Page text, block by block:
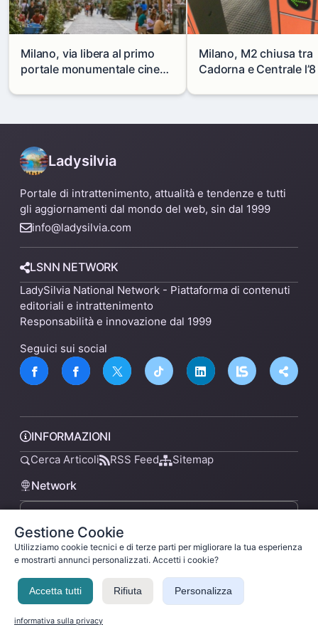
Milano, via libera al primo
portale monumentale cinese
Milano, M2 chiusa tra
Cadorna e Centrale
alternative
Gestione Cookie
Utilizziamo cookie tecnici e di terze parti per migliorare la tua esperienza
e mostrarti annunci personalizzati. Accetti i cookie?
Accetta tutti Rifiuta Personalizza
informativa sulla privacy
Ladysilvia
Portale di intrattenimento, attualità e tendenze e tutti
gli aggiornamenti dal mondo del web, sin dal 1999
info@ladysilvia.com
LSNN NETWORK
LadySilvia National Network - Piattaforma di contenuti
editoriali e intrattenimento
Responsabilità e innovazione dal 1999
Seguici sui social
INFORMAZIONI
Cerca Articoli RSS Feed Sitemap
Network
lsnn.net
Privacy PolicyTermini di ServizioLicenza